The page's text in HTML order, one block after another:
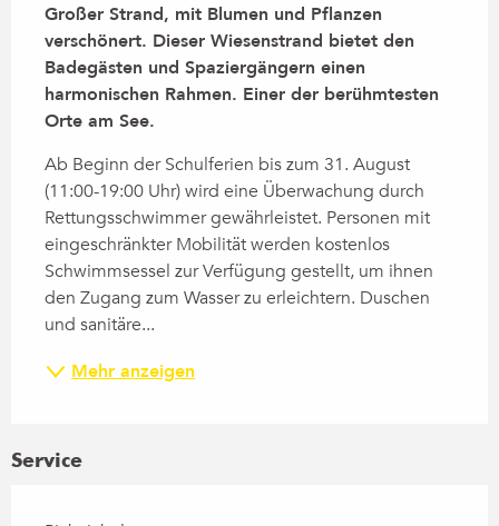
Großer Strand, mit Blumen und Pflanzen
verschönert. Dieser Wiesenstrand bietet den
Badegästen und Spaziergängern einen
harmonischen Rahmen. Einer der berühmtesten
Orte am See.
Ab Beginn der Schulferien bis zum 31. August
(11:00-19:00 Uhr) wird eine Überwachung durch
Rettungsschwimmer gewährleistet. Personen mit
eingeschränkter Mobilität werden kostenlos
Schwimmsessel zur Verfügung gestellt, um ihnen
den Zugang zum Wasser zu erleichtern. Duschen
und sanitäre...
Mehr anzeigen
Service